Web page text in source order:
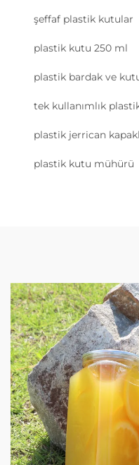
şeffaf plastik kutular
plastik kutu 250 ml
plastik bardak ve
tek kullanımlık
plastik jerrican
plastik kutu mühürü